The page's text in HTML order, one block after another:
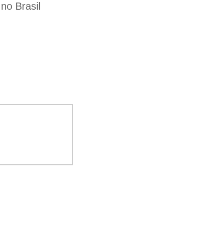
Brasil